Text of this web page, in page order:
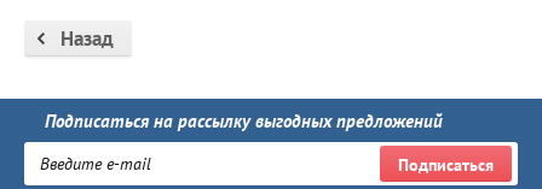
Назад
Подписаться на рассылку выгодных предложений
Подписаться